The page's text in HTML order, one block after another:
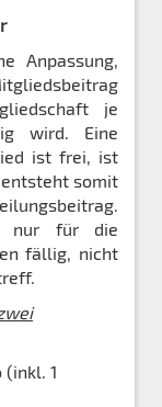
Anpassung,
je
wird. Eine
ist frei, ist
somit
nur für die
fällig, nicht
(inkl. 1